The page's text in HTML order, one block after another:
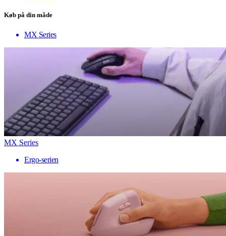
Køb på din måde
MX Series
MX Series
Ergo-serien